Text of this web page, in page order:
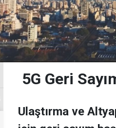
5G Geri
Ulaştırma ve